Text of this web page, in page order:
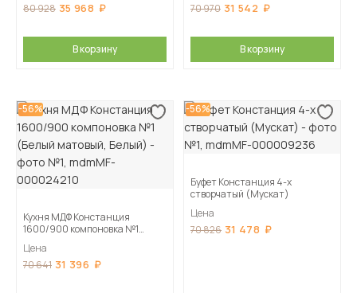
80 928 35 968
В корзину
70 970 31 542
В корзину
-56%
Кухня МДФ Констанция
1600/900 компоновка №1
Цена
70 641 31 396
-56%
Буфет Констанция 4-х
створчатый (Мускат)
Цена
70 826 31 478